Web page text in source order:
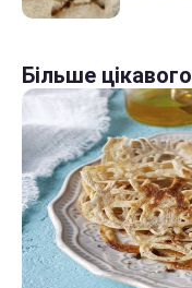
Більше цікавого